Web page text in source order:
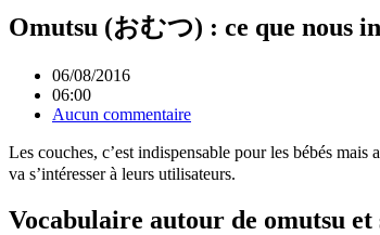
Omutsu (おむつ) : ce que nous
06/08/2016
06:00
Aucun commentaire
Les couches, c’est indispensable pour les bébés mais
va s’intéresser à leurs utilisateurs.
Vocabulaire autour de omutsu